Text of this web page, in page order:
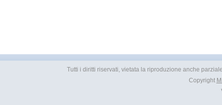
Tutti i diritti riservati, vietata la riproduzione anche
Copyright